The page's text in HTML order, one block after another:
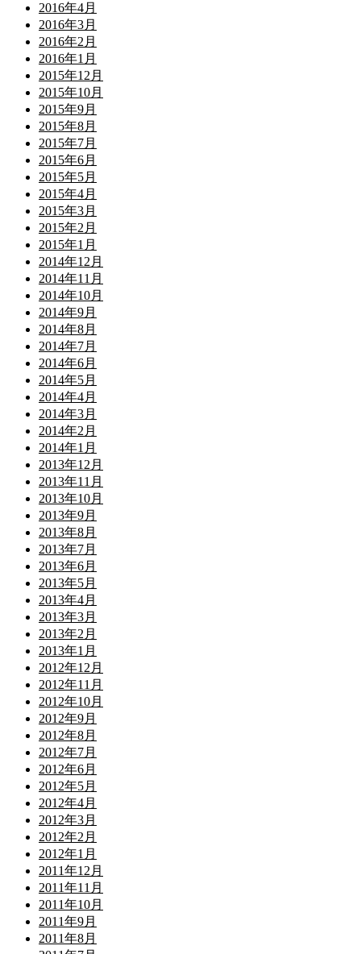
2016年4月
2016年3月
2016年2月
2016年1月
2015年12月
2015年10月
2015年9月
2015年8月
2015年7月
2015年6月
2015年5月
2015年4月
2015年3月
2015年2月
2015年1月
2014年12月
2014年11月
2014年10月
2014年9月
2014年8月
2014年7月
2014年6月
2014年5月
2014年4月
2014年3月
2014年2月
2014年1月
2013年12月
2013年11月
2013年10月
2013年9月
2013年8月
2013年7月
2013年6月
2013年5月
2013年4月
2013年3月
2013年2月
2013年1月
2012年12月
2012年11月
2012年10月
2012年9月
2012年8月
2012年7月
2012年6月
2012年5月
2012年4月
2012年3月
2012年2月
2012年1月
2011年12月
2011年11月
2011年10月
2011年9月
2011年8月